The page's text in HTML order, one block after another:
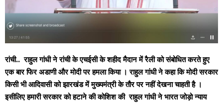
रांची.. राहुल गांधी ने रांची के एचईसी के शहीद मैदान में रैली को संबोधित करते हुए
एक बार फिर अडाणी और मोदी पर हमला किया । राहुल गांधी ने कहा कि मोदी सरकार
किसी भी आदिवासी को झारखंड में मुख्यमंत्री के तौर पर नहीं देखना चाहती है ।
इसीलिए हमारी सरकार को हटाने की कोशिश की राहुल गांधी ने भारत जोड़ो न्याय